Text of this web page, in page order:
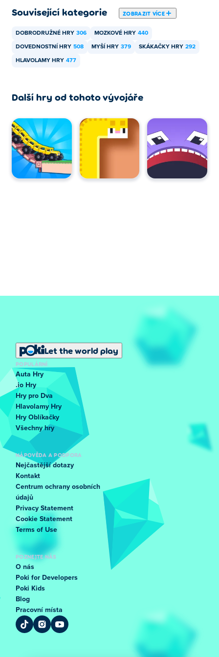
Související kategorie ZOBRAZIT VÍCE
DOBRODRUŽNÉ HRY 306 MOZKOVÉ HRY 440
DOVEDNOSTNÍ HRY 508 MYŠÍ HRY 379 SKÁKAČKY HRY 292
HLAVOLAMY HRY 477
Další hry od tohoto vývojáře
Let the world play
POPULÁRNÍ
Auta Hry
.io Hry
Hry pro Dva
Hlavolamy Hry
Hry Oblíkačky
Všechny hry
NÁPOVĚDA A PODPORA
Nejčastější dotazy
Kontakt
Centrum ochrany osobních
údajů
Privacy Statement
Cookie Statement
Terms of Use
POZNEJTE NÁS
O nás
Poki for Developers
Poki Kids
Blog
Pracovní místa